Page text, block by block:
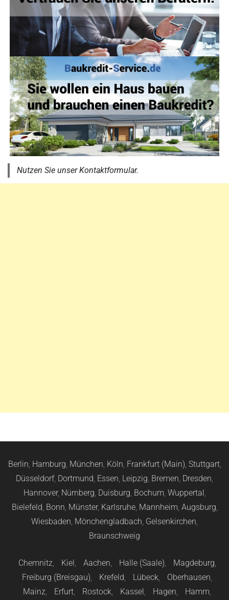
Nutzen Sie unser Kontaktformular.
Berlin, Hamburg, München, Köln, Frankfurt (Main), Stuttgart,
Düsseldorf, Dortmund, Essen, Leipzig, Bremen, Dresden,
Hannover, Nürnberg, Duisburg, Bochum, Wuppertal,
Bielefeld, Bonn, Münster, Karlsruhe, Mannheim, Augsburg,
Wiesbaden, Mönchengladbach, Gelsenkirchen,
Braunschweig
Chemnitz, Kiel, Aachen, Halle (Saale), Magdeburg,
Freiburg (Breisgau), Krefeld, Lübeck, Oberhausen,
Mainz, Erfurt, Rostock, Kassel, Hagen, Hamm,